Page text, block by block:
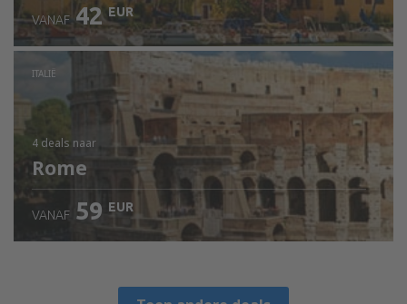
VANAF 42 EUR
ITALIË
4 deals naar
Rome
VANAF 59 EUR